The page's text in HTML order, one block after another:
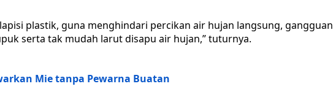
plastik, guna menghindari percikan air hujan langsung, gangguan
serta tak mudah larut disapu air hujan,” tuturnya.
Mie tanpa Pewarna Buatan